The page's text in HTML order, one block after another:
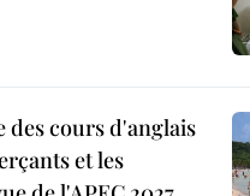
des cours d'anglais
et les